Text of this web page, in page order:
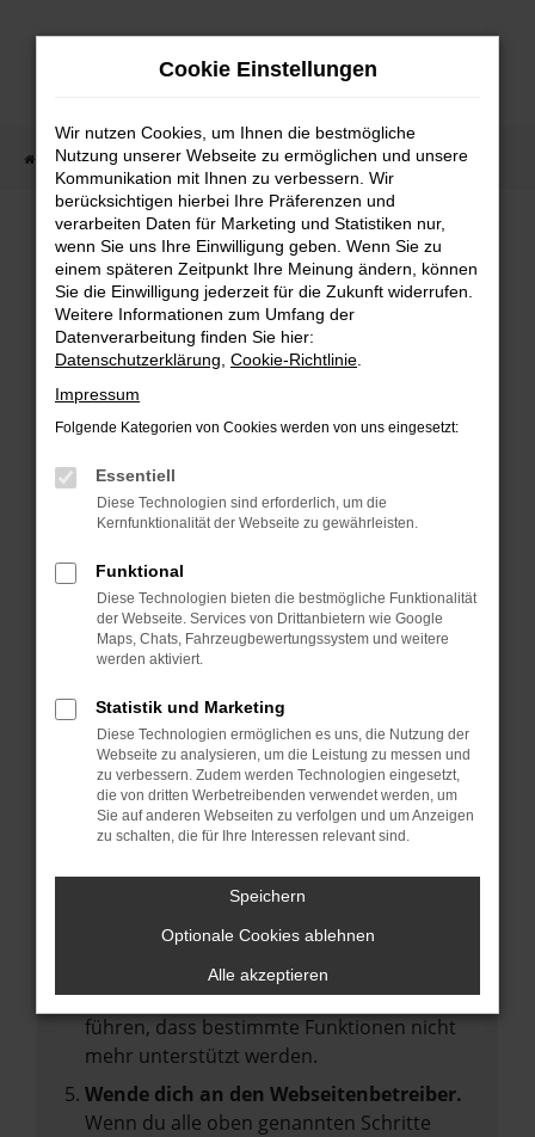
Zum
Startseite Fahrzeugangebote Fahrzeugmarkt
Fahrzeugmarkt
Fehler: Network Error
Beim Laden ist ein Fehler aufgetreten.
Hier sind ein paar Tipps, die dir helfen können:
Überprüfe deine Firewall und deine
Internetverbindung.
deine Suchmaschine?
Prüfe deine Browsererweiterungen.
Manche Erweiterungen, wie Werbeblocker,
können das Laden bestimmter Seiten
anderen Browser oder in einem privaten
Fenster?
Starte dein Gerät neu.
Das kann manchmal helfen,
vorübergehende Probleme zu beheben.
Stelle sicher, dass dein Browser und dein
Betriebssystem auf dem neuesten Stand
Veraltete Software birgt nicht nur ein
Sicherheitsrisiko, sondern kann auch dazu
führen, dass bestimmte Funktionen nicht
mehr unterstützt werden.
Wende dich an den Webseitenbetreiber.
Wenn du alle oben genannten Schritte
Cookie Einstellungen
Wir nutzen Cookies, um Ihnen die bestmögliche
Nutzung unserer Webseite zu ermöglichen und unsere
Kommunikation mit Ihnen zu verbessern. Wir
berücksichtigen hierbei Ihre Präferenzen und
verarbeiten Daten für Marketing und Statistiken nur,
wenn Sie uns Ihre Einwilligung geben. Wenn Sie zu
einem späteren Zeitpunkt Ihre Meinung ändern, können
Sie die Einwilligung jederzeit für die Zukunft widerrufen.
Weitere Informationen zum Umfang der
Datenverarbeitung finden Sie hier:
Datenschutzerklärung Cookie-Richtlinie
Impressum
Folgende Kategorien von Cookies werden von uns eingesetzt:
Essentiell
Diese Technologien sind erforderlich, um die
Kernfunktionalität der Webseite zu gewährleisten.
Funktional
Diese Technologien bieten die bestmögliche Funktionalität
der Webseite. Services von Drittanbietern wie Google
Maps, Chats, Fahrzeugbewertungssystem und weitere
werden aktiviert.
Statistik und Marketing
Diese Technologien ermöglichen es uns, die Nutzung der
Webseite zu analysieren, um die Leistung zu messen und
zu verbessern. Zudem werden Technologien eingesetzt,
die von dritten Werbetreibenden verwendet werden, um
Sie auf anderen Webseiten zu verfolgen und um Anzeigen
zu schalten, die für Ihre Interessen relevant sind.
Speichern
Optionale Cookies ablehnen
Alle akzeptieren